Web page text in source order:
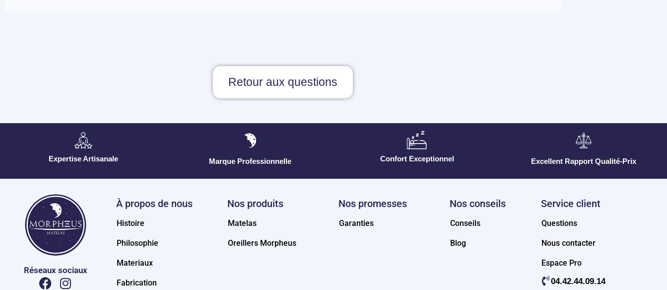
Retour aux questions
Expertise Artisanale Marque Professionnelle Confort Exceptionnel Excellent Rapport Qualité-Prix
Réseaux sociaux
À propos de nous
Histoire
Philosophie
Materiaux
Fabrication
Nos produits
Matelas
Oreillers Morpheus
Nos promesses
Garanties
Nos conseils
Conseils
Blog
Service client
Questions
Nous contacter
Espace Pro
04.42.44.09.14